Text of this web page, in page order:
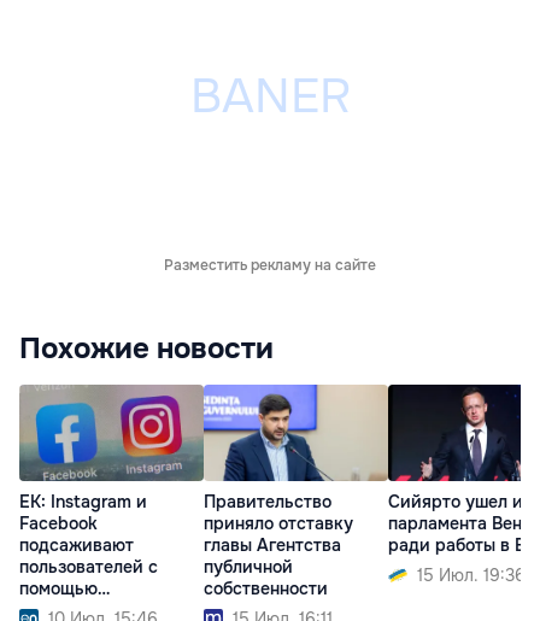
Разместить рекламу на сайте
Похожие новости
ЕК: Instagram и
Facebook
подсаживают
пользователей с
помощью
«затягивающего»
Правительство
приняло отставку
главы Агентства
публичной
собственности
Сийярто ушел из
парламента
ради работы в
15 Июл. 19:36